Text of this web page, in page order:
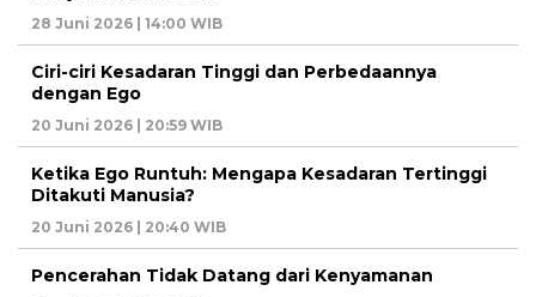
28 Juni 2026 | 14:00 WIB
Ciri-ciri Kesadaran Tinggi dan Perbedaannya
dengan Ego
20 Juni 2026 | 20:59 WIB
Ketika Ego Runtuh: Mengapa Kesadaran Tertinggi
Ditakuti Manusia?
20 Juni 2026 | 20:40 WIB
Pencerahan Tidak Datang dari Kenyamanan